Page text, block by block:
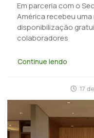
Em parceria com o
América recebeu
disponibilização
colaboradores
Continue lendo
17